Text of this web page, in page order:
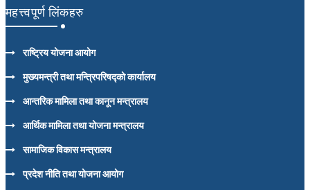
महत्त्वपूर्ण लिंकहरु
राष्ट्रिय योजना आयोग
मुख्यमन्त्री तथा मन्त्रिपरिषद्को कार्यालय
आन्तरिक मामिला तथा कानून मन्त्रालय
आर्थिक मामिला तथा योजना मन्त्रालय
सामाजिक विकास मन्त्रालय
प्रदेश नीति तथा योजना आयोग